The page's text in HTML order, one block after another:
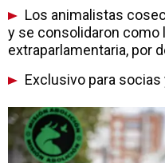
Los animalistas
y se consolidaron como
extraparlamentaria, por
Exclusivo para